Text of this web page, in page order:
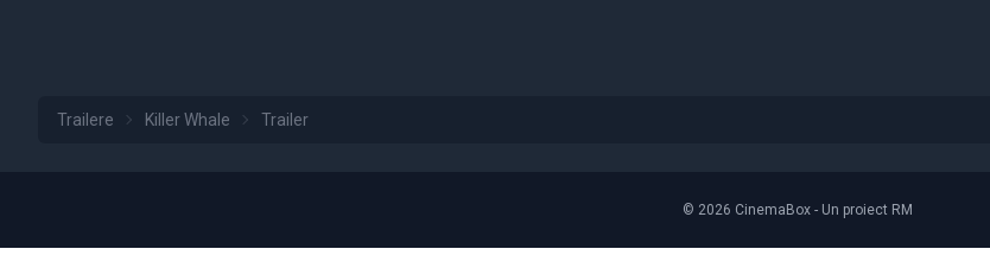
Trailere Killer Whale Trailer
© 2026 CinemaBox - Un proiect RM